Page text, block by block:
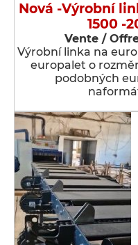
Nová -Výrobní
1500 -
Vente /
Výrobní linka na
europalet o
podobných